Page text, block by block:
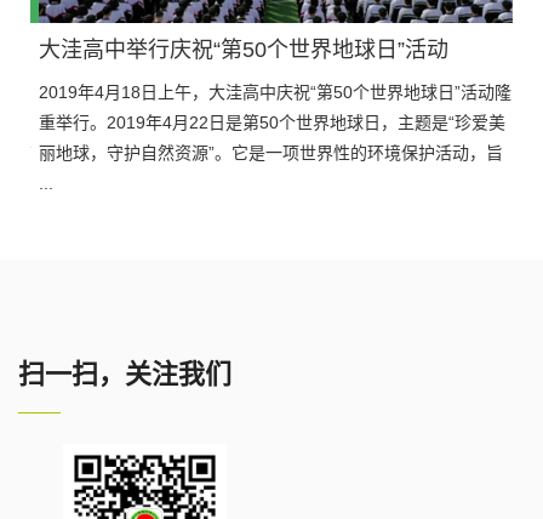
大洼高中举行庆祝“第50个世界地球日”活动
2019年4月18日上午，大洼高中庆祝“第50个世界地球日”活动隆
重举行。2019年4月22日是第50个世界地球日，主题是“珍爱美
丽地球，守护自然资源”。它是一项世界性的环境保护活动，旨
...
扫一扫，关注我们